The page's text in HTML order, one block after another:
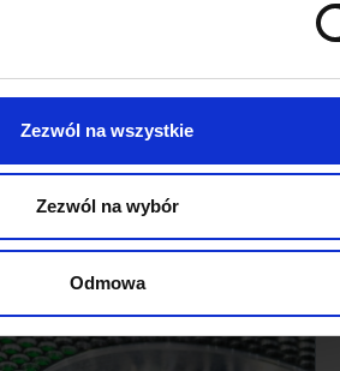
Zezwól na wszystkie
Zezwól na wybór
Odmowa